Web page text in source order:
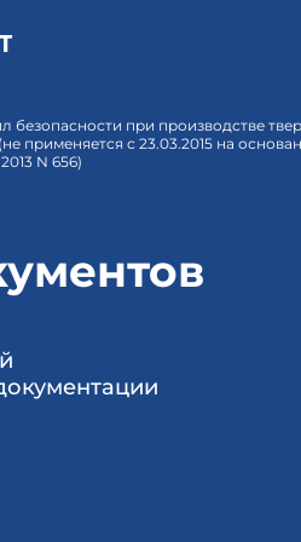
безопасности при производстве
применяется с 23.03.2015 на
N 656)